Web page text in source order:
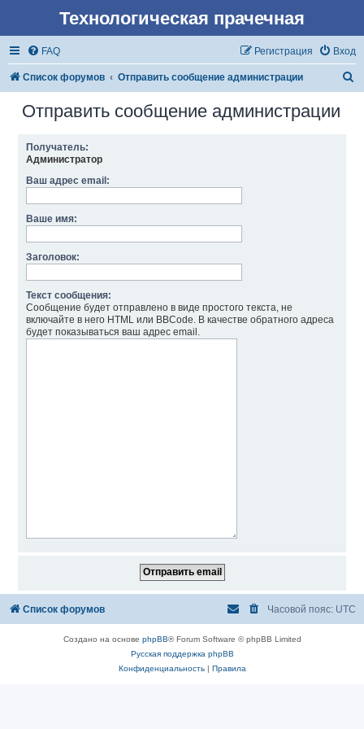
Технологическая прачечная
FAQ Вход
Регистрация
Список форумов Отправить сообщение администрации
Отправить сообщение администрации
Получатель:
Администратор
Ваш адрес email:
Ваше имя:
Заголовок:
Текст сообщения:
Сообщение будет отправлено в виде простого текста, не
включайте в него HTML или BBCode. В качестве обратного адреса
будет показываться ваш адрес email.
Список форумов Часовой пояс: UTC
Создано на основе phpBB® Forum Software © phpBB Limited
Русская поддержка phpBB
Конфиденциальность| Правила